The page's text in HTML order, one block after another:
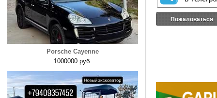
Porsche Cayenne
1000000 руб.
Пожаловаться